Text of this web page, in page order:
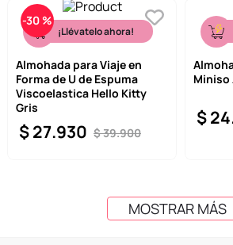
-30 %
¡Llévatelo ahora!
Almohada para Viaje en
Forma de U de Espuma
Viscoelastica Hello Kitty
Gris
$39.900
$27.930
Miniso
$24
MOSTRAR MÁS